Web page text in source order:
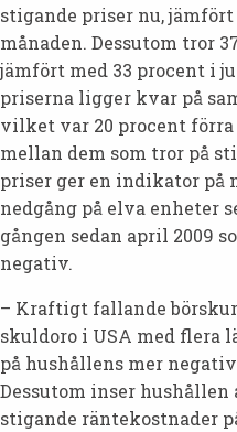
stigande priser nu,
månaden. Dessutom tror
jämfört med 33 procent i
priserna ligger kvar på
vilket var 20 procent
mellan dem som tror på
priser ger en indikator på
nedgång på elva enheter
gången sedan april 2009
negativ.
– Kraftigt fallande
skuldoro i USA med flera
på hushållens mer
Dessutom inser
stigande räntekostnader